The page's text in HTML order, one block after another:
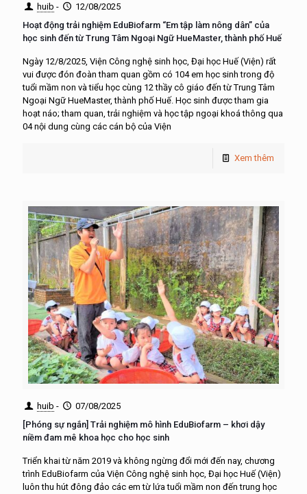
huib -
12/08/2025
Hoạt động trải nghiệm EduBiofarm “Em tập làm nông dân” của
học sinh đến từ Trung Tâm Ngoại Ngữ HueMaster, thành phố Huế
Ngày 12/8/2025, Viện Công nghệ sinh học, Đại học Huế (Viện) rất
vui được đón đoàn tham quan gồm có 104 em học sinh trong độ
tuổi mầm non và tiểu học cùng 12 thầy cô giáo đến từ Trung Tâm
Ngoại Ngữ HueMaster, thành phố Huế. Học sinh được tham gia
hoạt náo; tham quan, trải nghiệm và học tập ngoại khoá thông qua
04 nội dung cùng các cán bộ của Viện
Xem thêm
huib -
07/08/2025
[Phóng sự ngắn] Trải nghiệm mô hình EduBiofarm – khơi dậy
niềm đam mê khoa học cho học sinh
Triển khai từ năm 2019 và không ngừng đổi mới đến nay, chương
trình EduBiofarm của Viện Công nghệ sinh học, Đại học Huế (Viện)
luôn thu hút đông đảo các em từ lứa tuổi mầm non đến trung học